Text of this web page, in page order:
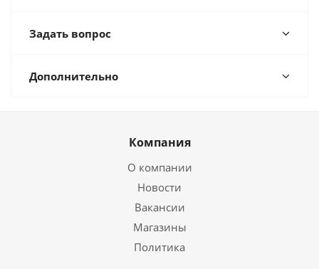
Задать вопрос
Дополнительно
Компания
О компании
Новости
Вакансии
Магазины
Политика